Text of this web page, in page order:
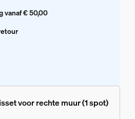
vanaf € 50,00
voor rechte muur (1 spot)